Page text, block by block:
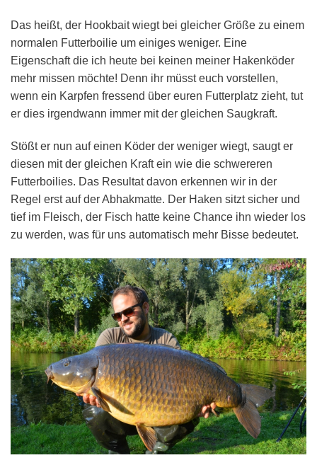
Das heißt, der Hookbait wiegt bei gleicher Größe zu einem
normalen Futterboilie um einiges weniger. Eine
Eigenschaft die ich heute bei keinen meiner Hakenköder
mehr missen möchte! Denn ihr müsst euch vorstellen,
wenn ein Karpfen fressend über euren Futterplatz zieht, tut
er dies irgendwann immer mit der gleichen Saugkraft.
Stößt er nun auf einen Köder der weniger wiegt, saugt er
diesen mit der gleichen Kraft ein wie die schwereren
Futterboilies. Das Resultat davon erkennen wir in der
Regel erst auf der Abhakmatte. Der Haken sitzt sicher und
tief im Fleisch, der Fisch hatte keine Chance ihn wieder los
zu werden, was für uns automatisch mehr Bisse bedeutet.